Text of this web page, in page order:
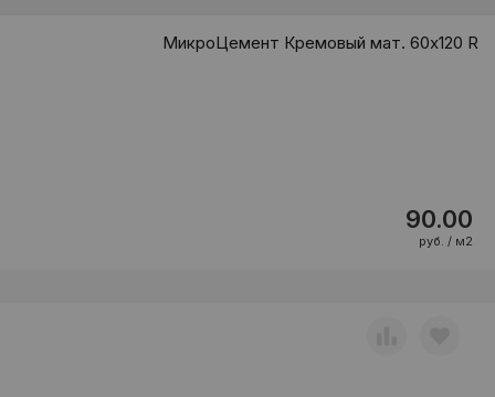
МикроЦемент Кремовый мат. 60x120 R
90.00
руб. / м2